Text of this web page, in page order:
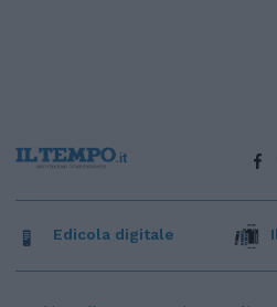
Edicola digitale